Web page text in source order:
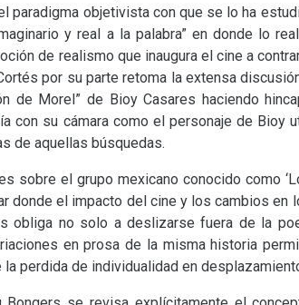
paradigma objetivista con que se lo ha
y real a la palabra” en donde lo
de realismo que inaugura el cine a
por su parte retoma la extensa
de Morel” de Bioy Casares haciendo
con su cámara como el personaje de Bioy
de aquellas búsquedas.
sobre el grupo mexicano conocido como
donde el impacto del cine y los cambios en
obliga no solo a deslizarse fuera de la
en prosa de la misma historia
perdida de individualidad en